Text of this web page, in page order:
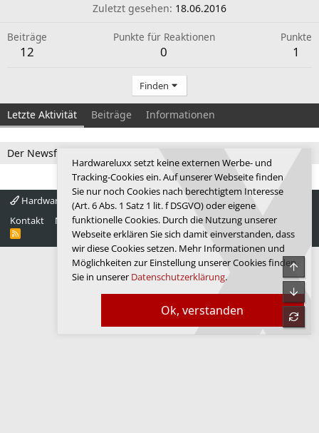
Zuletzt gesehen 18.06.2016
Beiträge
12
Punkte für Reaktionen
0
Punkte
1
Finden
Letzte Aktivität Beiträge Informationen
Der Newsfeed ist zur Zeit leer.
Hardwareluxx 4.0
Deutsch
Kontakt
Nutzungsbedingungen Datenschutz Hilfe Startseite
R
Ok, verstanden
Hardwareluxx setzt keine externen Werbe- und
Tracking-Cookies ein. Auf unserer Webseite finden
Sie nur noch Cookies nach berechtigtem Interesse
(Art. 6 Abs. 1 Satz 1 lit. f DSGVO) oder eigene
funktionelle Cookies. Durch die Nutzung unserer
Webseite erklären Sie sich damit einverstanden, dass
wir diese Cookies setzen. Mehr Informationen und
Möglichkeiten zur Einstellung unserer Cookies finden
Sie in unserer Datenschutzerklärung.